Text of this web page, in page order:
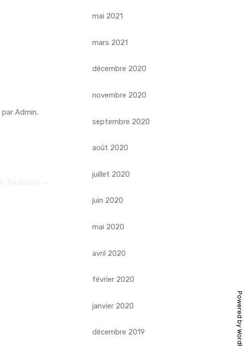
Powered by
par Admin.
mai 2021
mars 2021
décembre 2020
novembre 2020
septembre 2020
août 2020
juillet 2020
juin 2020
mai 2020
avril 2020
février 2020
janvier 2020
décembre 2019